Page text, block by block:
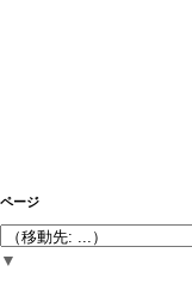
ページ
▼